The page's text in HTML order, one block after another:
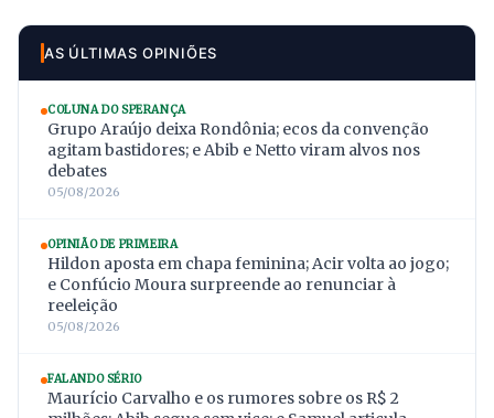
AS ÚLTIMAS OPINIÕES
COLUNA DO SPERANÇA
Grupo Araújo deixa Rondônia; ecos da convenção
agitam bastidores; e Abib e Netto viram alvos nos
debates
05/08/2026
OPINIÃO DE PRIMEIRA
Hildon aposta em chapa feminina; Acir volta ao jogo;
e Confúcio Moura surpreende ao renunciar à
reeleição
05/08/2026
FALANDO SÉRIO
Maurício Carvalho e os rumores sobre os R$ 2